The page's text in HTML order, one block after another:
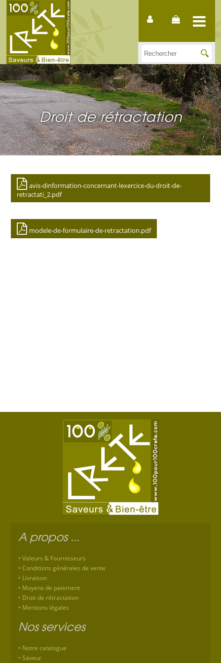
Droit de rétractation
avis-dinformation-concernant-lexercice-du-droit-de-
retractati_2.pdf
modele-de-formulaire-de-retractation.pdf
A propos ...
Valeurs & Fournisseurs
Conditions générales de vente
Livraison
Moyens de paiement
Droit de rétractation
Mentions légales
Nos services
Notre catalogue
Saveur